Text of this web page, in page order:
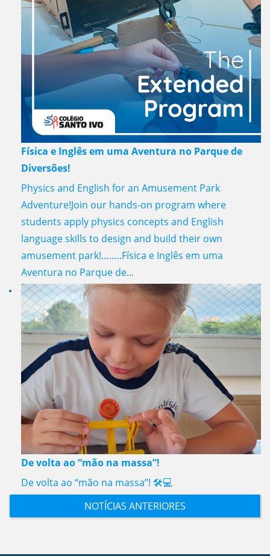
Física e Inglês em uma Aventura no Parque de
Diversões!
Physics and English for an Amusement Park
Adventure!Join our hands-on program where
students apply physics concepts and English
language skills to design and build their own
amusement park!……..Física e Inglês em uma
Aventura no Parque de...
De volta ao “mão na massa”!
De volta ao “mão na massa”! 🛠️💻
NOTÍCIAS ANTERIORES